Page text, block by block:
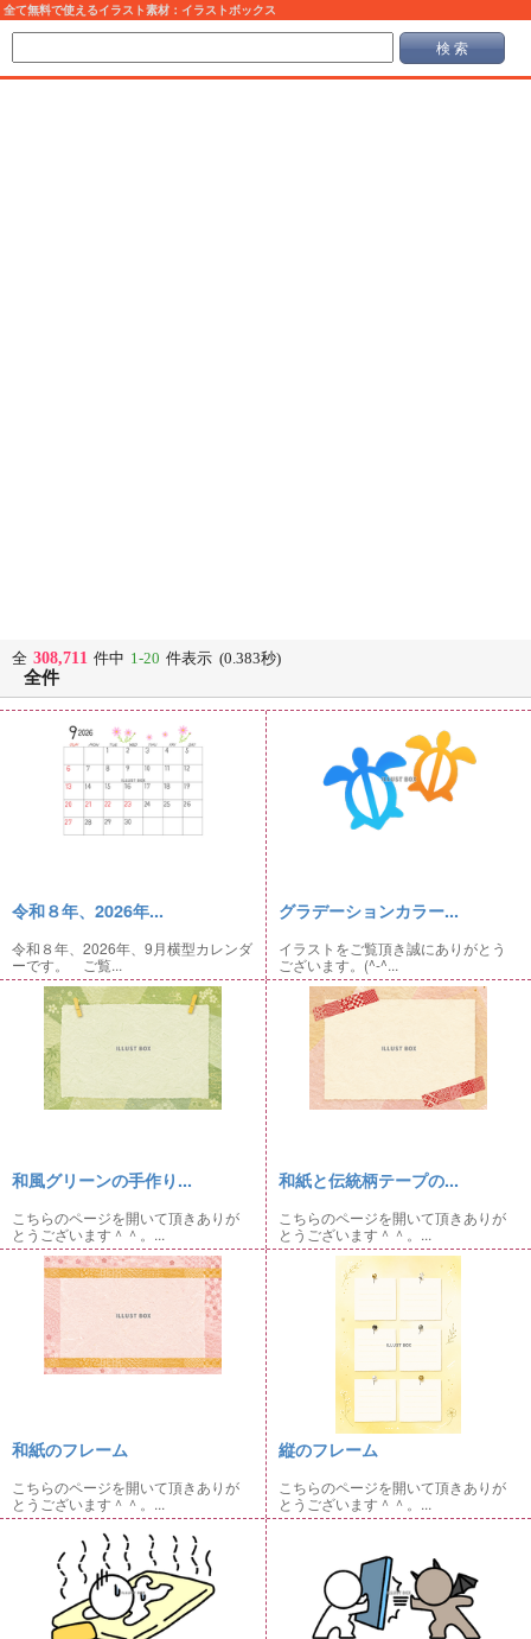
全て無料で使えるイラスト素材：イラストボックス
検 索
全 308,711 件中 1-20 件表示 (0.383秒)
全件
令和８年、2026年...
令和８年、2026年、9月横型カレンダ
ーです。 ご覧...
グラデーションカラー...
イラストをご覧頂き誠にありがとう
ございます。(^-^...
和風グリーンの手作り...
こちらのページを開いて頂きありが
とうございます＾＾。...
和紙と伝統柄テープの...
こちらのページを開いて頂きありが
とうございます＾＾。...
和紙のフレーム
こちらのページを開いて頂きありが
とうございます＾＾。...
縦のフレーム
こちらのページを開いて頂きありが
とうございます＾＾。...